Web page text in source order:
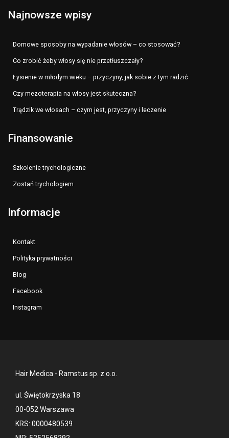
Najnowsze wpisy
Domowe sposoby na wypadanie włosów – co stosować?
Co zrobić żeby włosy się nie przetłuszczały?
Łysienie w młodym wieku – przyczyny, jak sobie z tym radzić
Czy mezoterapia na włosy jest skuteczna?
Trądzik we włosach – czym jest, przyczyny i leczenie
Finansowanie
Szkolenie trychologiczne
Zostań trychologiem
Informacje
Kontakt
Polityka prywatności
Blog
Facebook
Instagram
Hair Medica - Ramstus sp. z o.o.
ul. Świętokrzyska 18
00-052 Warszawa
KRS: 0000480539